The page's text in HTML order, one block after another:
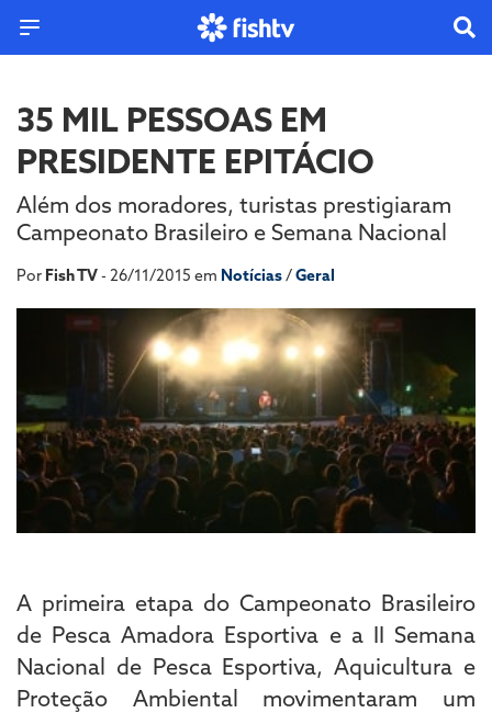
35 MIL PESSOAS EM
PRESIDENTE EPITÁCIO
Além dos moradores, turistas prestigiaram
Campeonato Brasileiro e Semana Nacional
Por Fish TV- 26/11/2015 em Notícias/Geral
A primeira etapa do Campeonato Brasileiro
de Pesca Amadora Esportiva e a II Semana
Nacional de Pesca Esportiva, Aquicultura e
Proteção Ambiental movimentaram um